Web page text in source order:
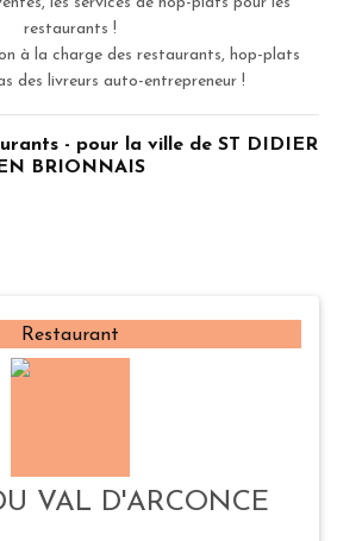
restaurants !
à la charge des restaurants, hop-plats
des livreurs auto-entrepreneur !
- pour la ville de ST DIDIER
BRIONNAIS
Restaurant
VAL D'ARCONCE